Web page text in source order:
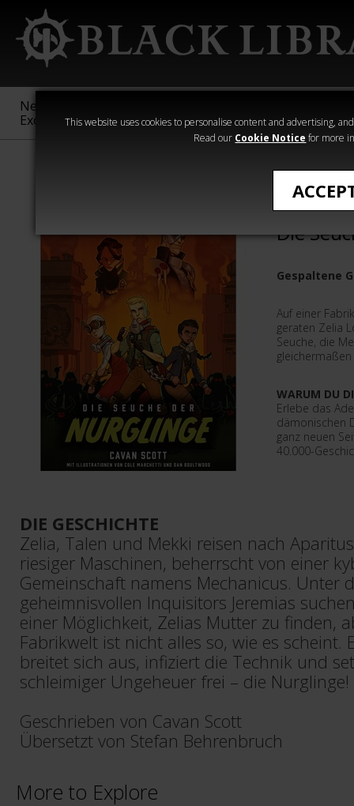
This website uses cookies to personalise content and advertising,
Read our Cookie Notice for more
New &
Exclusive
Sigmar
40,000
Heresy
Die
Gespaltene
Auf einer
geraten Zelia
Seuche, die
WARUM DU
Erlebe das
dämonischen
ganz neuen
40.000-
DIE GESCHICHTE
Zelia, Talen und Mekki reisen nach
riesiger Maschinen, beherrscht von einer
Gemeinschaft namens Mechanicus. Unter
geheimnisvollen Inquisitors Jeremias
einer Möglichkeit, Zelias Mutter zu finden,
Fabrikwelt ist nicht alles so, wie es scheint.
breitet sich aus, infiziert die Technik und
schleimiger Ungeheuer frei – die Nurglinge!
Geschrieben von Cavan Scott
Übersetzt von Stefan Behrenbruch
More to Explore